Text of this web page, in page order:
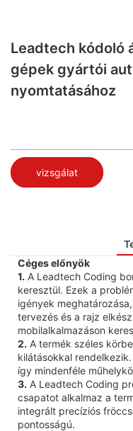
Leadtech kódoló
gépek gyártói
nyomtatásához
vizsgálat
Céges előnyök
1. A Leadtech Coding
keresztül. Ezek a
igények
tervezés és a rajz
mobilalkalmazáson
2. A termék széles
kilátásokkal
így mindenféle
3. A Leadtech Coding
csapatot alkalmaz a
integrált precíziós
pontosságú.